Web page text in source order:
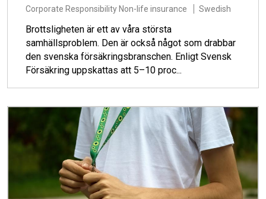
Corporate Responsibility Non-life insurance Swedish
Brottsligheten är ett av våra största
samhällsproblem. Den är också något som drabbar
den svenska försäkringsbranschen. Enligt Svensk
Försäkring uppskattas att 5–10 proc...